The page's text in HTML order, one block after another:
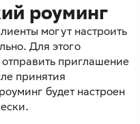
роуминг
могут настроить
Для этого
приглашение
принятия
будет настроен